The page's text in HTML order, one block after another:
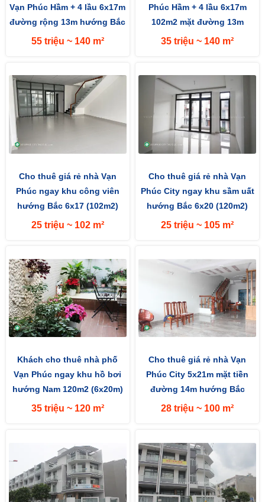
Vạn Phúc Hầm + 4 lầu 6x17m
đường rộng 13m hướng Bắc
55 triệu ~ 140 m²
Phúc Hầm + 4 lầu 6x17m
102m2 mặt đường 13m
hướng Bắc
35 triệu ~ 140 m²
Cho thuê giá rẻ nhà Vạn
Phúc ngay khu công viên
hướng Bắc 6x17 (102m2)
mặt tiền đường 13m
25 triệu ~ 102 m²
Cho thuê giá rẻ nhà Vạn
Phúc City ngay khu sầm uất
hướng Bắc 6x20 (120m2)
25 triệu ~ 105 m²
Khách cho thuê nhà phố
Vạn Phúc ngay khu hồ bơi
hướng Nam 120m2 (6x20m)
đường lớn 25m
35 triệu ~ 120 m²
Cho thuê giá rẻ nhà Vạn
Phúc City 5x21m mặt tiền
đường 14m hướng Bắc
28 triệu ~ 100 m²